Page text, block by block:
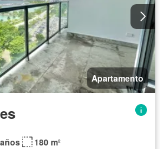
Apartamento
180 m²